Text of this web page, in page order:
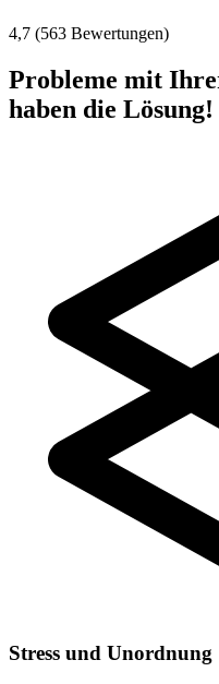
4,7 (563 Bewertungen)
Probleme mit
haben die Lösung!
Stress und Unordnung